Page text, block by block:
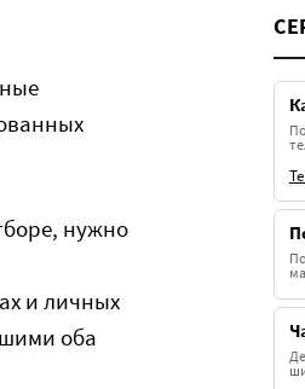
нужно
и личных
оба